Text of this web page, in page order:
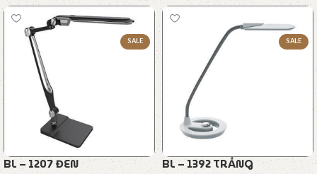
SALE
BL – 1207 ĐEN
SALE
BL – 1392 TRẮNG